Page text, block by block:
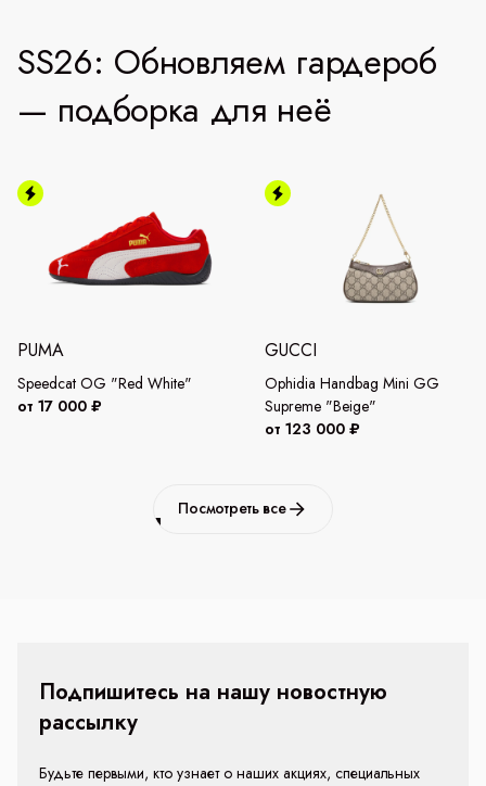
SS26: Обновляем гардероб
— подборка для неё
PUMA
Speedcat OG "Red White"
от 17 000 ₽
GUCCI
Ophidia Handbag Mini GG
Supreme "Beige"
от 123 000 ₽
Посмотреть все
Подпишитесь на нашу новостную
рассылку
Будьте первыми, кто узнает о наших акциях, специальных